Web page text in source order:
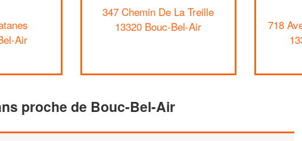
Air
347 Chemin De La Treille
13320 Bouc-Bel-Air
718
proche de Bouc-Bel-Air